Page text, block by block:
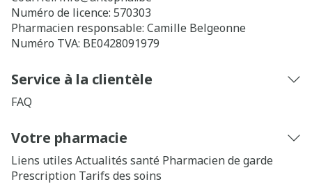
Numéro de licence: 570303
Pharmacien responsable: Camille Belgeonne
Numéro TVA: BE0428091979
Service à la clientèle
FAQ
Votre pharmacie
Liens utiles Actualités santé Pharmacien de garde
Prescription Tarifs des soins